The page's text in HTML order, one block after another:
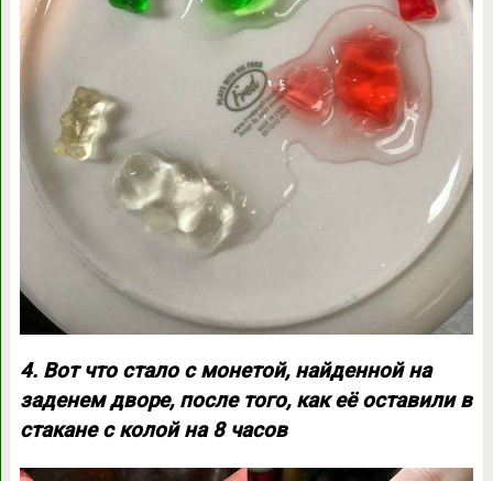
4. Вот что стало с монетой, найденной на
заденем дворе, после того, как её оставили в
стакане с колой на 8 часов